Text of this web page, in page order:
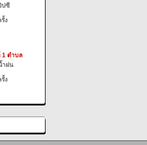
ปซี
ง
ตำบล
ำฝน
ง